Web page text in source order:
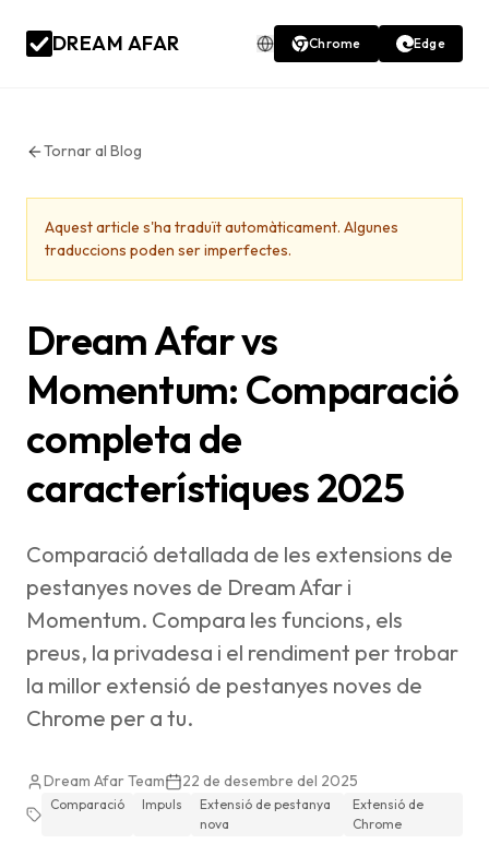
DREAM AFAR Chrome Edge
Tornar al Blog
Aquest article s'ha traduït automàticament. Algunes
traduccions poden ser imperfectes.
Dream Afar vs
Momentum: Comparació
completa de
característiques 2025
Comparació detallada de les extensions de
pestanyes noves de Dream Afar i
Momentum. Compara les funcions, els
preus, la privadesa i el rendiment per trobar
la millor extensió de pestanyes noves de
Chrome per a tu.
Dream Afar Team 22 de desembre del 2025
Comparació Impuls
Extensió de pestanya
nova
Extensió de
Chrome